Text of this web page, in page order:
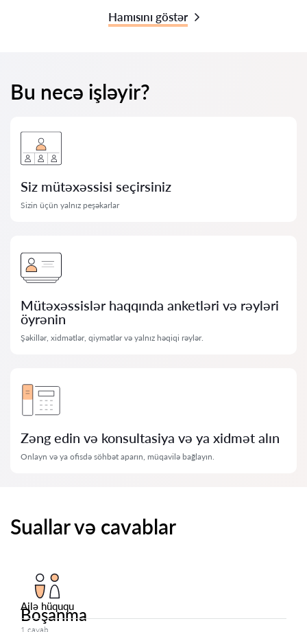
Hamısını göstər
Bu necə işləyir?
Siz mütəxəssisi seçirsiniz
Sizin üçün yalnız peşəkarlar
Mütəxəssislər haqqında anketləri və rəyləri
öyrənin
Şəkillər, xidmətlər, qiymətlər və yalnız həqiqi rəylər.
Zəng edin və konsultasiya və ya xidmət alın
Onlayn və ya ofisdə söhbət aparın, müqavilə bağlayın.
Suallar və cavablar
Ailə hüququ
Boşanma
1 cavab